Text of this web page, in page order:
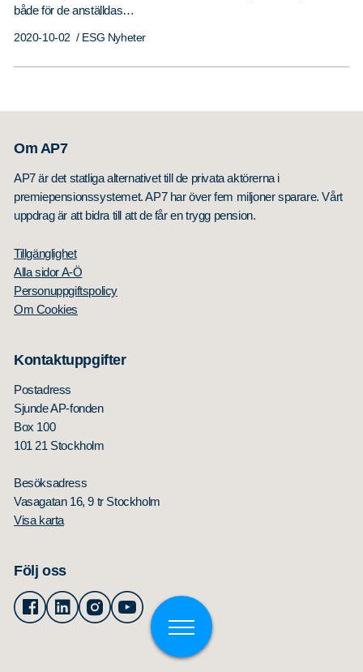
både för de anställdas…
2020-10-02 / ESG Nyheter
Om AP7
AP7 är det statliga alternativet till de privata aktörerna i
premiepensionssystemet. AP7 har över fem miljoner sparare. Vårt
uppdrag är att bidra till att de får en trygg pension.
Tillgänglighet
Alla sidor A-Ö
Personuppgiftspolicy
Om Cookies
Kontaktuppgifter
Postadress
Sjunde AP-fonden
Box 100
101 21 Stockholm
Besöksadress
Vasagatan 16, 9 tr Stockholm
Visa karta
Följ oss
FacebookLinkedinInstagramYoutube